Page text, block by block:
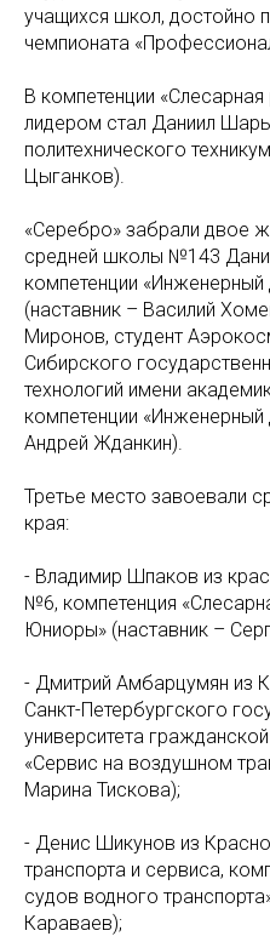
учащихся школ, достойно
чемпионата
В компетенции
лидером стал Даниил
политехнического
Цыганков).
«Серебро» забрали двое
средней школы №143
компетенции
(наставник – Василий
Миронов, студент
Сибирского
технологий имени
компетенции
Андрей Жданкин).
Третье место завоевали
края:
- Владимир Шпаков из
№6, компетенция
Юниоры» (наставник –
- Дмитрий Амбарцумян из
Санкт-Петербургского
университета
«Сервис на воздушном
Марина Тискова);
- Денис Шикунов из
транспорта и сервиса,
судов водного
Караваев);